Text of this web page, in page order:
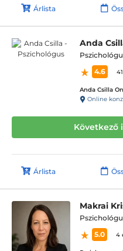
Árlista
Anda
4.6
Anda Csilla
Online
Következő
Árlista
Makrai
5.0
4